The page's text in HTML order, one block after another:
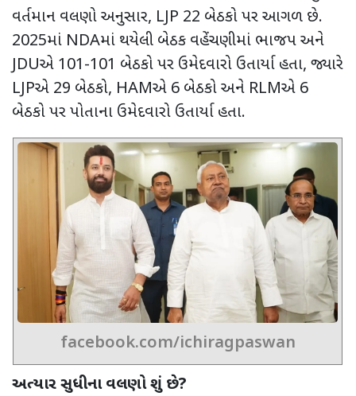
વર્તમાન વલણો અનુસાર, LJP 22 બેઠકો પર આગળ છે.
2025માં NDAમાં થયેલી બેઠક વહેંચણીમાં ભાજપ અને
JDUએ 101-101 બેઠકો પર ઉમેદવારો ઉતાર્યા હતા, જ્યારે
LJPએ 29 બેઠકો, HAMએ 6 બેઠકો અને RLMએ 6
બેઠકો પર પોતાના ઉમેદવારો ઉતાર્યા હતા.
facebook.com/ichiragpaswan
અત્યાર સુધીના વલણો શું છે?